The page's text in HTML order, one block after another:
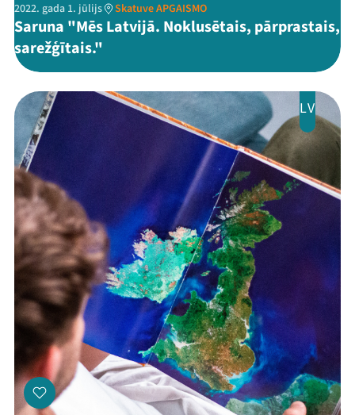
2022. gada 1. jūlijs Skatuve APGAISMO
Saruna "Mēs Latvijā. Noklusētais, pārprastais,
sarežģītais."
LV